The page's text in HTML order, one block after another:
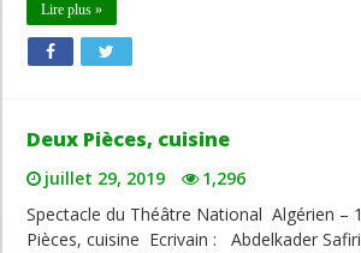
Lire plus »
Deux Pièces, cuisine
juillet 29, 2019
1,296
Spectacle du Théâtre National Algérien –
Pièces, cuisine Ecrivain : Abdelkader